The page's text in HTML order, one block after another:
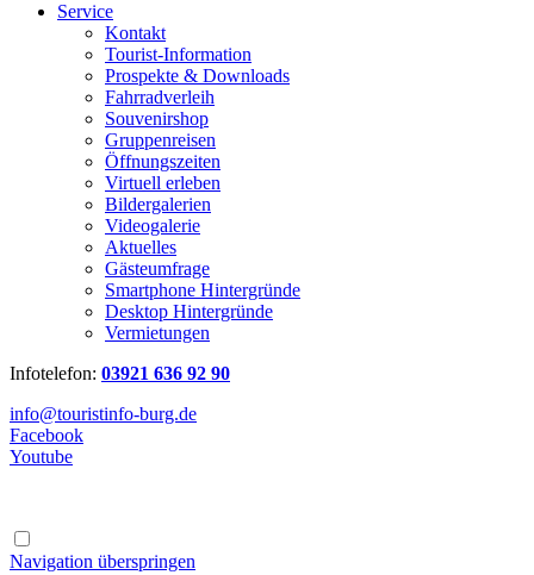
Service
Kontakt
Tourist-Information
Prospekte & Downloads
Fahrradverleih
Souvenirshop
Gruppenreisen
Öffnungszeiten
Virtuell erleben
Bildergalerien
Videogalerie
Aktuelles
Gästeumfrage
Smartphone Hintergründe
Desktop Hintergründe
Vermietungen
Infotelefon: 03921 636 92 90
info@touristinfo-burg.de
Facebook
Youtube
Navigation überspringen